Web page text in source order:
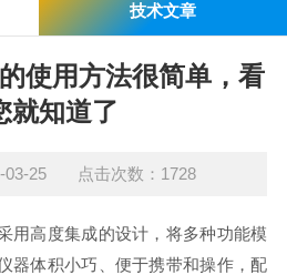
技术文章
使用方法很简单，看
就知道了
03-25 点击次数：1728
高度集成的设计，将多种功能模
器体积小巧、便于携带和操作，配